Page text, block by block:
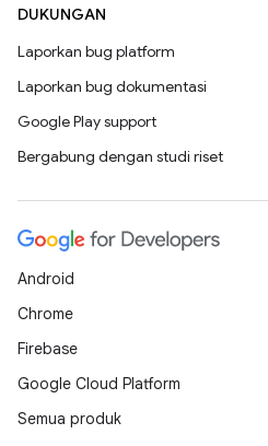
DUKUNGAN
Laporkan bug platform
Laporkan bug dokumentasi
Google Play support
Bergabung dengan studi riset
Android
Chrome
Firebase
Google Cloud Platform
Semua produk